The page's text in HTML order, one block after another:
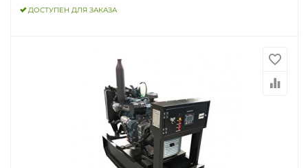
ДОСТУПЕН ДЛЯ ЗАКАЗА